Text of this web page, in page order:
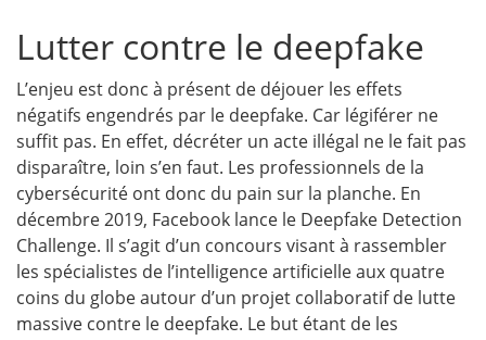
Lutter contre le deepfake
L’enjeu est donc à présent de déjouer les effets
négatifs engendrés par le deepfake. Car légiférer ne
suffit pas. En effet, décréter un acte illégal ne le fait pas
disparaître, loin s’en faut. Les professionnels de la
cybersécurité ont donc du pain sur la planche. En
décembre 2019, Facebook lance le Deepfake Detection
Challenge. Il s’agit d’un concours visant à rassembler
les spécialistes de l’intelligence artificielle aux quatre
coins du globe autour d’un projet collaboratif de lutte
massive contre le deepfake. Le but étant de les